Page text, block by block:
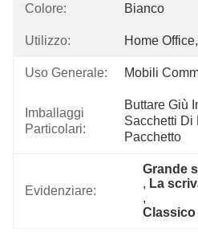
Colore: Bianco
Utilizzo: Home
Uso Generale: Mobili
Imballaggi
Particolari:
Buttare Giù
Sacchetti Di
Pacchetto
Evidenziare:
Grande
, La
,